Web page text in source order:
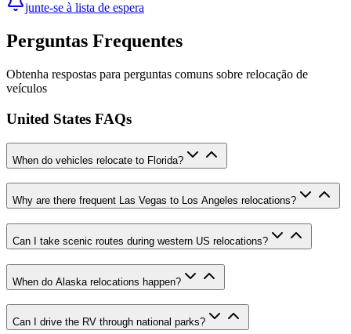
junte-se à lista de espera
Perguntas Frequentes
Obtenha respostas para perguntas comuns sobre relocação de
veículos
United States FAQs
When do vehicles relocate to Florida?
Why are there frequent Las Vegas to Los Angeles relocations?
Can I take scenic routes during western US relocations?
When do Alaska relocations happen?
Can I drive the RV through national parks?